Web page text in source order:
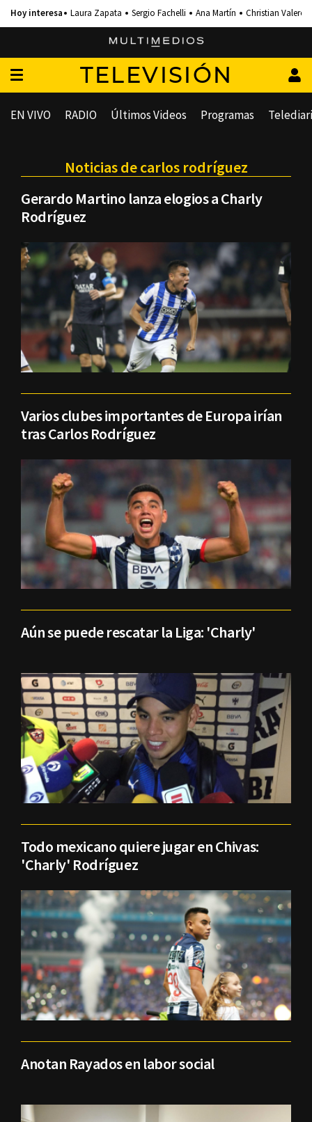
Laura Zapata Sergio Fachelli Ana Martín Christian Valero
TELEVISIÓN
EN VIVO RADIO Últimos Videos Programas
Noticias de carlos rodríguez
Gerardo Martino lanza elogios a Charly
Rodríguez
Varios clubes importantes de Europa irían
tras Carlos Rodríguez
Aún se puede rescatar la Liga: 'Charly'
Todo mexicano quiere jugar en Chivas:
'Charly' Rodríguez
Anotan Rayados en labor social